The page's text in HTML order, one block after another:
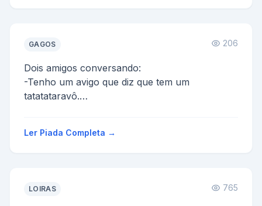
GAGOS 206
Dois amigos conversando:
-Tenho um avigo que diz que tem um
tatatataravô.
-Não, ele é só gago me...
Ler Piada Completa →
LOIRAS 765